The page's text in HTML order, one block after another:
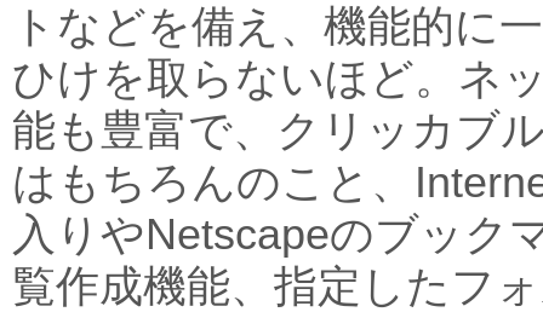
トなどを備え、機能的に
ひけを取らないほど。ネ
能も豊富で、クリッカブ
はもちろんのこと、
入りやNetscapeのブック
覧作成機能、指定したフ